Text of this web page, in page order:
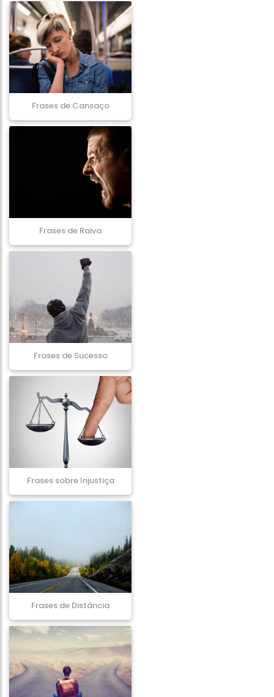
Frases de Cansaço
Frases de Raiva
Frases de Sucesso
Frases sobre Injustiça
Frases de Distância